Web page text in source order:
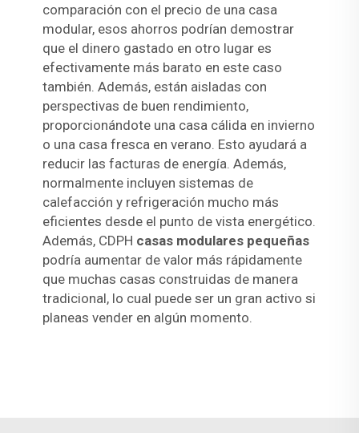
comparación con el precio de una casa
modular, esos ahorros podrían demostrar
que el dinero gastado en otro lugar es
efectivamente más barato en este caso
también. Además, están aisladas con
perspectivas de buen rendimiento,
proporcionándote una casa cálida en invierno
o una casa fresca en verano. Esto ayudará a
reducir las facturas de energía. Además,
normalmente incluyen sistemas de
calefacción y refrigeración mucho más
eficientes desde el punto de vista energético.
Además, CDPH casas modulares pequeñas
podría aumentar de valor más rápidamente
que muchas casas construidas de manera
tradicional, lo cual puede ser un gran activo si
planeas vender en algún momento.